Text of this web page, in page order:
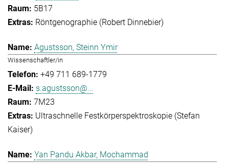
5B17
Röntgenographie (Robert Dinnebier)
Agustsson, Steinn Ymir
Wissenschaftler/in
+49 711 689-1779
s.agustsson@...
7M23
Ultraschnelle Festkörperspektroskopie (Stefan
Kaiser)
Yan Pandu Akbar, Mochammad